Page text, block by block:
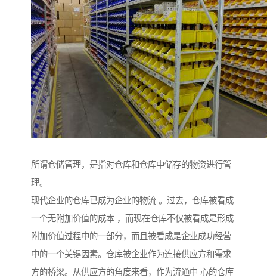
所谓仓储管理，是指对仓库和仓库中储存的物资进行管
理。
现代企业的仓库已成为企业的物流 。过去，仓库被看成
一个无附加价值的成本 ，而现在仓库不仅被看成是形成
附加价值过程中的一部分，而且被看成是企业成功经营
中的一个关键因素。仓库被企业作为连接供应方和需求
方的桥梁。从供应方的角度来看，作为流通中 心的仓库